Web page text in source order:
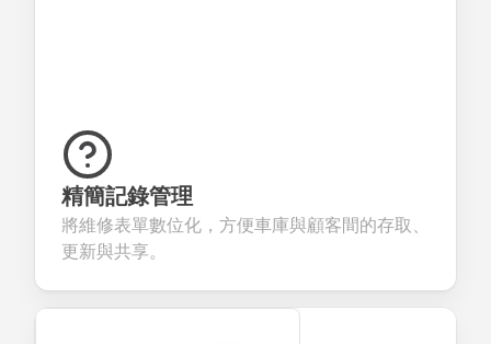
精簡記錄管理
將維修表單數位化，方便車庫與顧客間的存取、
更新與共享。